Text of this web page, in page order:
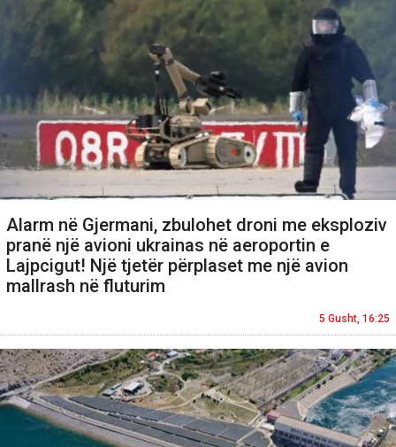
Alarm në Gjermani, zbulohet droni me eksploziv
pranë një avioni ukrainas në aeroportin e
Lajpcigut! Një tjetër përplaset me një avion
mallrash në fluturim
5 Gusht, 16:25